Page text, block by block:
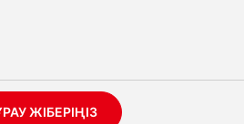
ЖІБЕРІҢІЗ